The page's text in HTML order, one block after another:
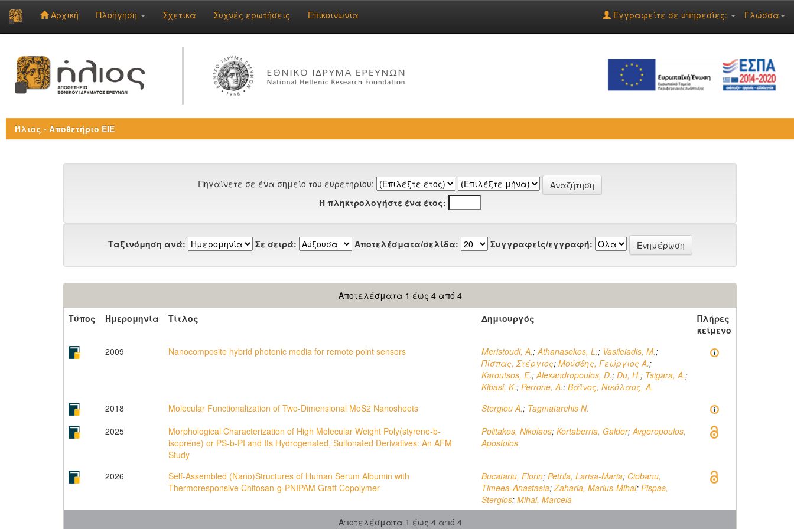
navigation
Αρχική Πλοήγηση Σχετικά Συχνές ερωτήσεις Επικοινωνία Γλώσσα
Εγγραφείτε σε υπηρεσίες:
Ήλιος - Αποθετήριο ΕΙΕ
Πηγαίνετε σε ένα σημείο του ευρετηρίου:
Ή πληκτρολογήστε ένα έτος:
Ταξινόμηση ανά: Σε σειρά: Αποτελέσματα/σελίδα: Συγγραφείς/εγγραφή:
Αποτελέσματα 1 έως 4 από 4
Τύπος
Ημερομηνία Τίτλος Δημιουργός
Πλήρες
κείμενο
2009
Nanocomposite hybrid photonic media for remote point sensors Meristoudi, A.;Athanasekos, L.; Vasileiadis, M.;
Πίσπας, Στέργιος; Μούσδης, Γεώργιος Α.;
Karoutsos, E.;Alexandropoulos, D.; Du, H.; Tsigara, A.;
Kibasi, K.; Perrone, A.; Βάϊνος, Νικόλαος A.
2018
Molecular Functionalization of Two-Dimensional MoS2 Nanosheets Stergiou A.; Tagmatarchis N.
2025
Morphological Characterization of High Molecular Weight Poly(styrene-b-
isoprene) or PS-b-PI and Its Hydrogenated, Sulfonated Derivatives: An AFM
Study
Politakos, Nikolaos; Kortaberria, Galder;Avgeropoulos,
Apostolos
2026
Self-Assembled (Nano)Structures of Human Serum Albumin with
Thermoresponsive Chitosan-g-PNIPAM Graft Copolymer
Bucatariu, Florin; Petrila, Larisa-Maria; Ciobanu,
Timeea-Anastasia;Zaharia, Marius-Mihai; Pispas,
Stergios; Mihai, Marcela
Αποτελέσματα 1 έως 4 από 4